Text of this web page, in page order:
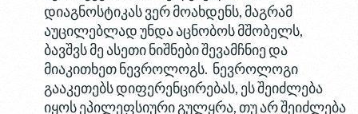
დიაგნოსტიკას ვერ მოახდენს, მაგრამ
აუცილებლად უნდა აცნობოს მშობელს,
ბავშვს მე ასეთი ნიშნები შევამჩნიე და
მიაკითხეთ ნევროლოგს. ნევროლოგი
გააკეთებს დიფერენცირებას, ეს შეიძლება
იყოს ეპილეფსიური გულყრა, თუ არ შეიძლება